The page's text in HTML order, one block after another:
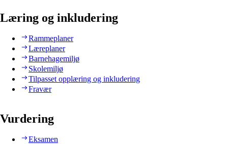
Læring og inkludering
Rammeplaner
Læreplaner
Barnehagemiljø
Skolemiljø
Tilpasset opplæring og inkludering
Fravær
Vurdering
Eksamen